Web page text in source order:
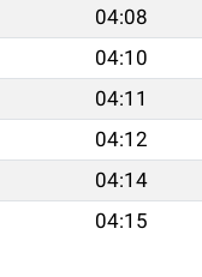
04:08
04:10
04:11
04:12
04:14
04:15